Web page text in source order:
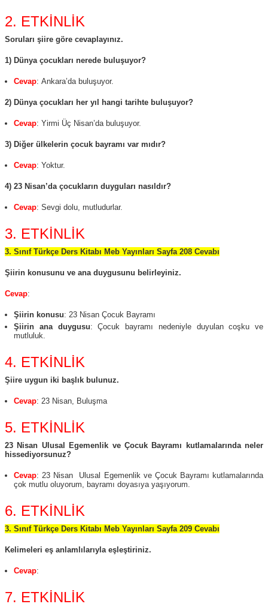
2. ETKİNLİK
Soruları şiire göre cevaplayınız.
1) Dünya çocukları nerede buluşuyor?
Cevap: Ankara’da buluşuyor.
2) Dünya çocukları her yıl hangi tarihte buluşuyor?
Cevap: Yirmi Üç Nisan’da buluşuyor.
3) Diğer ülkelerin çocuk bayramı var mıdır?
Cevap: Yoktur.
4) 23 Nisan’da çocukların duyguları nasıldır?
Cevap: Sevgi dolu, mutludurlar.
3. ETKİNLİK
3. Sınıf Türkçe Ders Kitabı Meb Yayınları Sayfa 208 Cevabı
Şiirin konusunu ve ana duygusunu belirleyiniz.
Cevap:
Şiirin konusu: 23 Nisan Çocuk Bayramı
Şiirin ana duygusu: Çocuk bayramı nedeniyle duyulan coşku ve
mutluluk.
4. ETKİNLİK
Şiire uygun iki başlık bulunuz.
Cevap: 23 Nisan, Buluşma
5. ETKİNLİK
23 Nisan Ulusal Egemenlik ve Çocuk Bayramı kutlamalarında neler
hissediyorsunuz?
Cevap: 23 Nisan Ulusal Egemenlik ve Çocuk Bayramı kutlamalarında
çok mutlu oluyorum, bayramı doyasıya yaşıyorum.
6. ETKİNLİK
3. Sınıf Türkçe Ders Kitabı Meb Yayınları Sayfa 209 Cevabı
Kelimeleri eş anlamlılarıyla eşleştiriniz.
Cevap:
7. ETKİNLİK